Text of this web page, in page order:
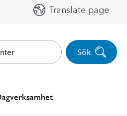
Translate page
Sök